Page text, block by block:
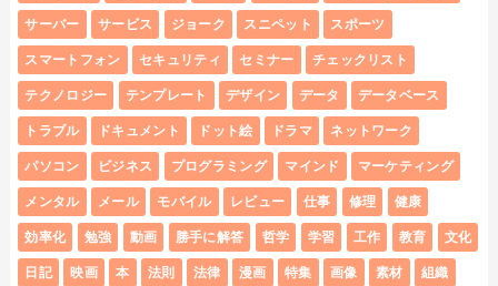
サーバー サービス ジョーク スニペット スポーツ
スマートフォン セキュリティ セミナー チェックリスト
テクノロジー テンプレート デザイン データ データベース
トラブル ドキュメント ドット絵 ドラマ ネットワーク
パソコン ビジネス プログラミング マインド マーケティング
メンタル メール モバイル レビュー 仕事 修理 健康
効率化 勉強 動画 勝手に解答 哲学 学習 工作 教育 文化
日記 映画 本 法則 法律 漫画 特集 画像 素材 組織